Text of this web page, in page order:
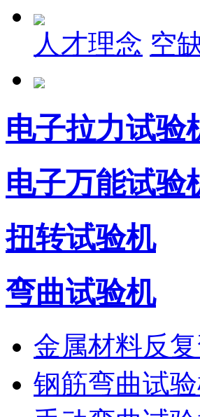
人才理念 空
电子拉力试验
电子万能试验
扭转试验机
弯曲试验机
金属材料反
钢筋弯曲试